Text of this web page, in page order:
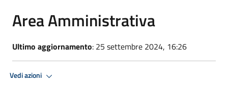
Area Amministrativa
Ultimo aggiornamento: 25 settembre 2024, 16:26
Vedi azioni